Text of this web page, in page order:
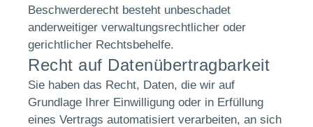
Beschwerderecht besteht unbeschadet
anderweitiger verwaltungsrechtlicher oder
gerichtlicher Rechtsbehelfe.
Recht auf Datenübertragbarkeit
Sie haben das Recht, Daten, die wir auf
Grundlage Ihrer Einwilligung oder in Erfüllung
eines Vertrags automatisiert verarbeiten, an sich